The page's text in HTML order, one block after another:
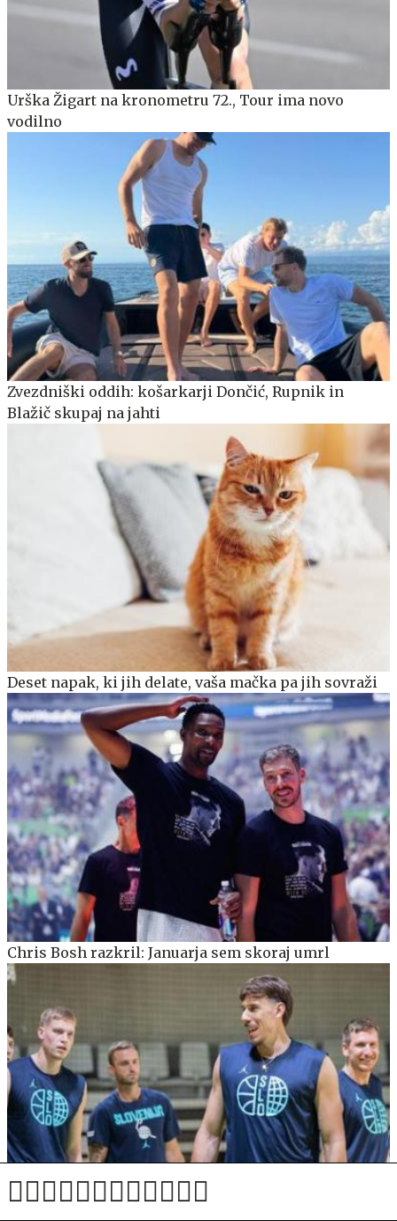
Urška Žigart na kronometru 72., Tour ima novo
vodilno
Zvezdniški oddih: košarkarji Dončić, Rupnik in
Blažič skupaj na jahti
Deset napak, ki jih delate, vaša mačka pa jih sovraži
Chris Bosh razkril: Januarja sem skoraj umrl